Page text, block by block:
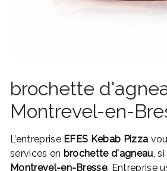
brochette
Montrevel-en-
L’entreprise EFES Kebab Pizza
services en brochette d'agneau,
Montrevel-en-Bresse. Entreprise